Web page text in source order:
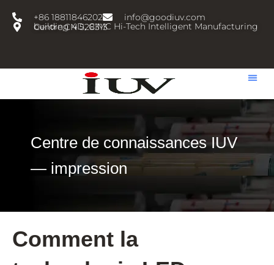
+86 18811846202
info@goodiuv.com
building 4D, CIMC Hi-Tech Intelligent Manufacturing Centre,CN 528313
Centre de connaissances IUV
— impression
Comment la